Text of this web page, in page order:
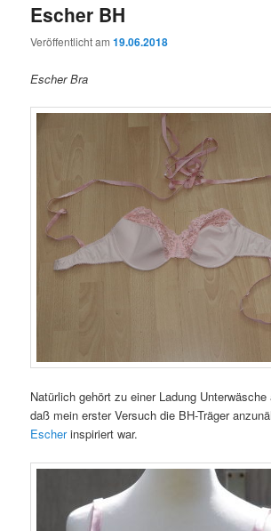
Escher BH
Veröffentlicht am19.06.2018
Escher Bra
Natürlich gehört zu einer Ladung
daß mein erster Versuch die BH-Träger
Escherinspiriert war.